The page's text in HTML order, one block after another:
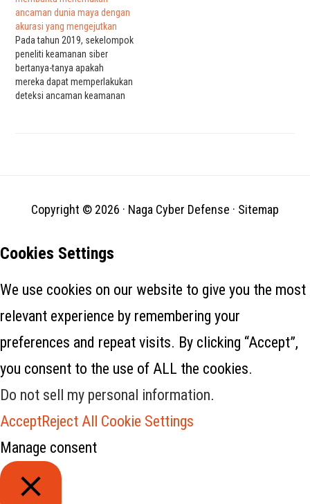
penetrasi yang dijalankan oleh
perusahaan keamanan siber.
Baru-baru ini, pembuat
perangkat lunak JFrog dan
perusahaan keamanan siber
ReversingLabs minggu ini
merilis…
ancaman dunia maya dengan
akurasi yang mengejutkan
Pada tahun 2019, sekelompok
peneliti keamanan siber
bertanya-tanya apakah
mereka dapat memperlakukan
deteksi ancaman keamanan
berdasarkan gambar yang
dibuat dari konten file aplikasi.
yang sama digunakan…
Copyright © 2026 · Naga Cyber Defense · Sitemap
Cookies Settings
We use cookies on our website to give you the most
relevant experience by remembering your
preferences and repeat visits. By clicking “Accept”,
you consent to the use of ALL the cookies.
Do not sell my personal information.
AcceptReject All Cookie Settings
Manage consent